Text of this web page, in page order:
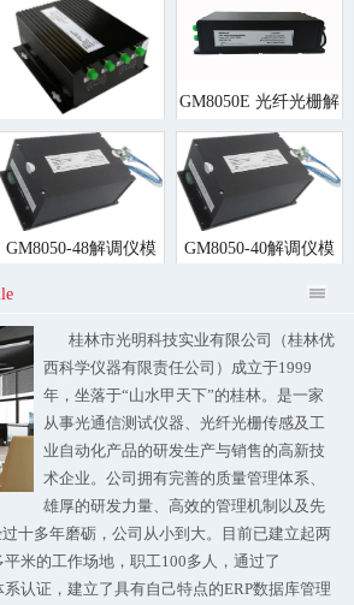
GM8050F 光纤光栅解
调仪
GM8050E 光纤光栅解
调仪
GM8050-48解调仪模
GM8050-40解调仪模
桂林市光明科技实业有限公司（桂林优
西科学仪器有限责任公司）成立于1999
年，坐落于“山水甲天下”的桂林。是一家
从事光通信测试仪器、光纤光栅传感及工
业自动化产品的研发生产与销售的高新技
术企业。公司拥有完善的质量管理体系、
雄厚的研发力量、高效的管理机制以及先
十多年磨砺，公司从小到大。目前已建立起两
米的工作场地，职工100多人，通过了
认证，建立了具有自己特点的ERP数据库管理